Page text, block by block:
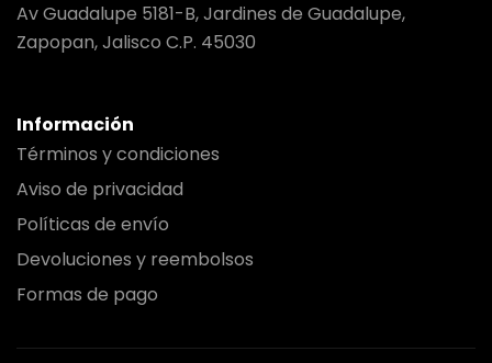
Av Guadalupe 5181-B, Jardines de Guadalupe,
Zapopan, Jalisco C.P. 45030
Información
Términos y condiciones
Aviso de privacidad
Políticas de envío
Devoluciones y reembolsos
Formas de pago